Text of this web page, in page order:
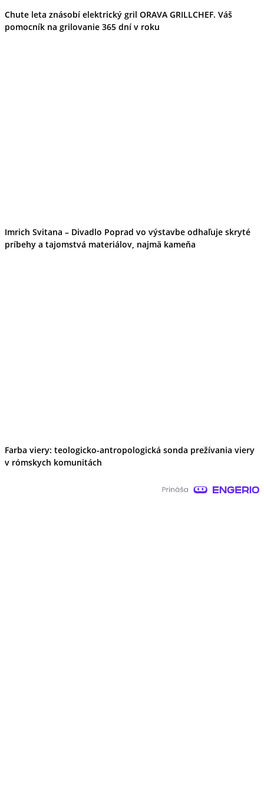
Chute leta znásobí elektrický gril ORAVA GRILLCHEF. Váš
pomocník na grilovanie 365 dní v roku
Imrich Svitana – Divadlo Poprad vo výstavbe odhaľuje skryté
príbehy a tajomstvá materiálov, najmä kameňa
Farba viery: teologicko-antropologická sonda prežívania viery
v rómskych komunitách